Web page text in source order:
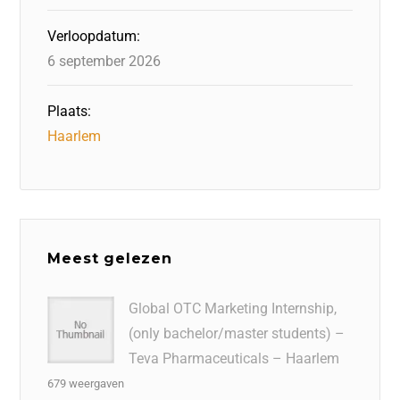
Verloopdatum:
6 september 2026
Plaats:
Haarlem
Meest gelezen
Global OTC Marketing Internship,
(only bachelor/master students) –
Teva Pharmaceuticals – Haarlem
679 weergaven